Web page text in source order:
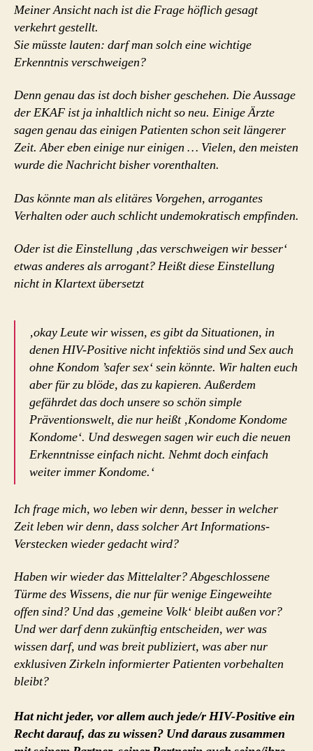
Meiner Ansicht nach ist die Frage höflich gesagt
verkehrt gestellt.
Sie müsste lauten: darf man solch eine wichtige
Erkenntnis verschweigen?
Denn genau das ist doch bisher geschehen. Die Aussage
der EKAF ist ja inhaltlich nicht so neu. Einige Ärzte
sagen genau das einigen Patienten schon seit längerer
Zeit. Aber eben einige nur einigen … Vielen, den meisten
wurde die Nachricht bisher vorenthalten.
Das könnte man als elitäres Vorgehen, arrogantes
Verhalten oder auch schlicht undemokratisch empfinden.
Oder ist die Einstellung ‚das verschweigen wir besser‘
etwas anderes als arrogant? Heißt diese Einstellung
nicht in Klartext übersetzt
‚okay Leute wir wissen, es gibt da Situationen, in
denen HIV-Positive nicht infektiös sind und Sex auch
ohne Kondom ’safer sex‘ sein könnte. Wir halten euch
aber für zu blöde, das zu kapieren. Außerdem
gefährdet das doch unsere so schön simple
Präventionswelt, die nur heißt ‚Kondome Kondome
Kondome‘. Und deswegen sagen wir euch die neuen
Erkenntnisse einfach nicht. Nehmt doch einfach
weiter immer Kondome.‘
Ich frage mich, wo leben wir denn, besser in welcher
Zeit leben wir denn, dass solcher Art Informations-
Verstecken wieder gedacht wird?
Haben wir wieder das Mittelalter? Abgeschlossene
Türme des Wissens, die nur für wenige Eingeweihte
offen sind? Und das ‚gemeine Volk‘ bleibt außen vor?
Und wer darf denn zukünftig entscheiden, wer was
wissen darf, und was breit publiziert, was aber nur
exklusiven Zirkeln informierter Patienten vorbehalten
bleibt?
Hat nicht jeder, vor allem auch jede/r HIV-Positive ein
Recht darauf, das zu wissen? Und daraus zusammen